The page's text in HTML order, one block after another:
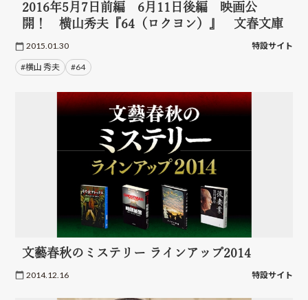
2016年5月7日前編 6月11日後編 映画公
開！ 横山秀夫『64（ロクヨン）』 文春文庫
2015.01.30 特設サイト
#横山 秀夫 #64
文藝春秋のミステリー ラインアップ2014
2014.12.16 特設サイト